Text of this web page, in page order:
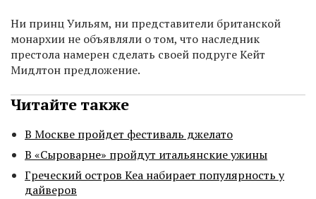
Ни принц Уильям, ни представители британской
монархии не объявляли о том, что наследник
престола намерен сделать своей подруге Кейт
Мидлтон предложение.
Читайте также
В Москве пройдет фестиваль джелато
В «Сыроварне» пройдут итальянские ужины
Греческий остров Кеа набирает популярность у
дайверов